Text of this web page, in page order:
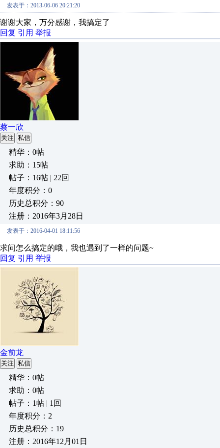
发表于：2013-06-06 20:21:20
谢谢大家，万分感谢，我搞定了
回复 引用 举报
蔡一欣
关注 私信
精华：0帖
求助：15帖
帖子：16帖 | 22回
年度积分：0
历史总积分：90
注册：2016年3月28日
发表于：2016-04-01 18:11:56
求问怎么搞定的哦，我也遇到了一样的问题~
回复 引用 举报
金前龙
关注 私信
精华：0帖
求助：0帖
帖子：1帖 | 1回
年度积分：2
历史总积分：19
注册：2016年12月01日